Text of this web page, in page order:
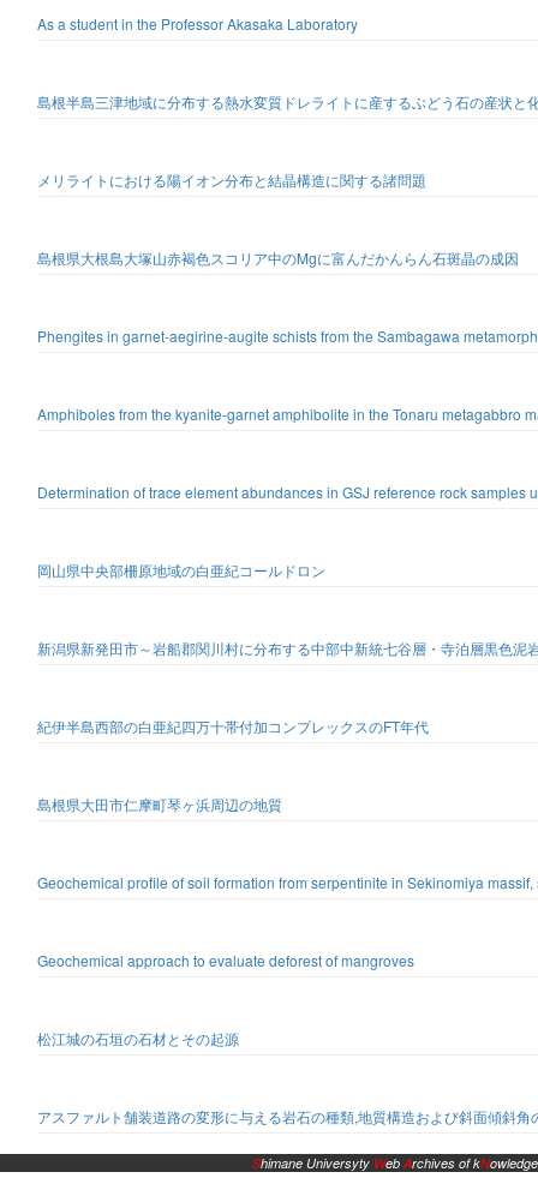
As a student in the Professor Akasaka Laboratory
島根半島三津地域に分布する熱水変質ドレライトに産するぶどう石の産状と
メリライトにおける陽イオン分布と結晶構造に関する諸問題
島根県大根島大塚山赤褐色スコリア中のMgに富んだかんらん石斑晶の成因
Phengites in garnet-aegirine-augite schists from the Sambagawa
Amphiboles from the kyanite-garnet amphibolite in the Tonaru metagabbro
Determination of trace element abundances in GSJ reference rock
岡山県中央部柵原地域の白亜紀コールドロン
新潟県新発田市～岩船郡関川村に分布する中部中新統七谷層・寺泊層黒色泥
紀伊半島西部の白亜紀四万十帯付加コンプレックスのFT年代
島根県大田市仁摩町琴ヶ浜周辺の地質
Geochemical profile of soil formation from serpentinite in Sekinomiya
Geochemical approach to evaluate deforest of mangroves
松江城の石垣の石材とその起源
アスファルト舗装道路の変形に与える岩石の種類,地質構造および斜面傾斜角
Shimane Universyty WebArchives of kNowledge